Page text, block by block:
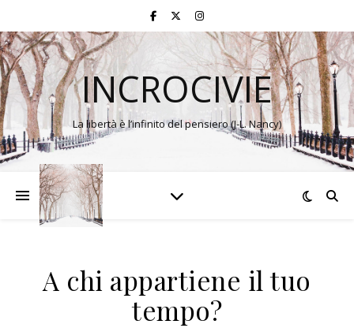
INCROCIVIE
La libertà è l’infinito del pensiero (J-L. Nancy)
A chi appartiene il tuo
tempo?